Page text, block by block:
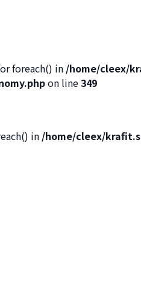
foreach() in /home/cleex/
on line349
in /home/cleex/